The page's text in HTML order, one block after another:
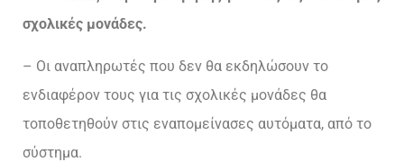
σχολικές μονάδες.
– Οι αναπληρωτές που δεν θα εκδηλώσουν το
ενδιαφέρον τους για τις σχολικές μονάδες θα
τοποθετηθούν στις εναπομείνασες αυτόματα, από το
σύστημα.